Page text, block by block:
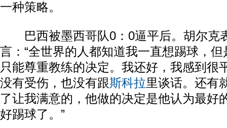
一种策略。
巴西被墨西哥队0：0逼平后。胡尔克
言：“全世界的人都知道我一直想踢球，
只能尊重教练的决定。我还好，我感到很
没有受伤，也没有跟斯科拉里谈话。还有
了让我满意的，他做的决定是他认为最好
好踢球了。”